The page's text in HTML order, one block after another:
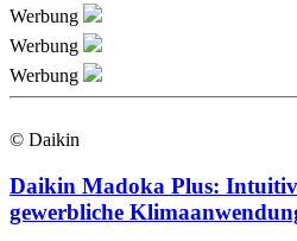
Werbung
Werbung
Werbung
© Daikin
Daikin Madoka Plus:
gewerbliche